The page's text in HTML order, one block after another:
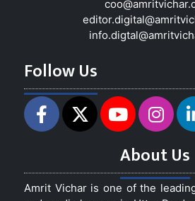
Follow Us
About Us
Amrit Vichar is one of the